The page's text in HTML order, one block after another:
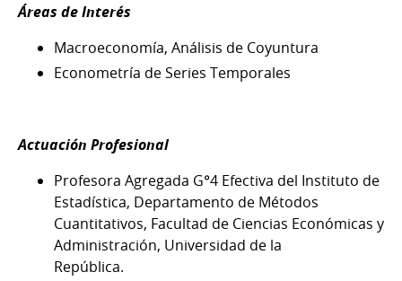
Áreas de Interés
Macroeconomía, Análisis de Coyuntura
Econometría de Series Temporales
Actuación Profesional
Profesora Agregada G°4 Efectiva del Instituto de
Estadística, Departamento de Métodos
Cuantitativos, Facultad de Ciencias Económicas y
Administración, Universidad de la
República.